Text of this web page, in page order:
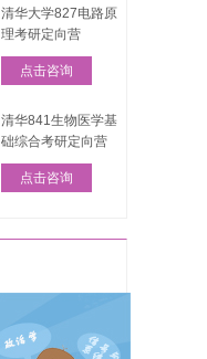
清华大学827电路原
理考研定向营
点击咨询
清华841生物医学基
础综合考研定向营
点击咨询